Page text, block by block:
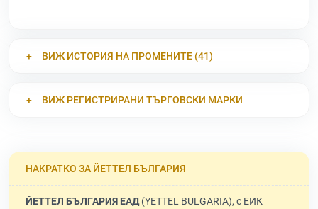
ВИЖ ИСТОРИЯ НА ПРОМЕНИТЕ (41)
ВИЖ РЕГИСТРИРАНИ ТЪРГОВСКИ МАРКИ
НАКРАТКО ЗА ЙЕТТЕЛ БЪЛГАРИЯ
ЙЕТТЕЛ БЪЛГАРИЯ ЕАД(YETTEL BULGARIA), с ЕИК